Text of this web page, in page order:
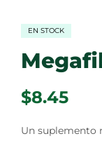
EN STOCK
$8.45
Un suplemento